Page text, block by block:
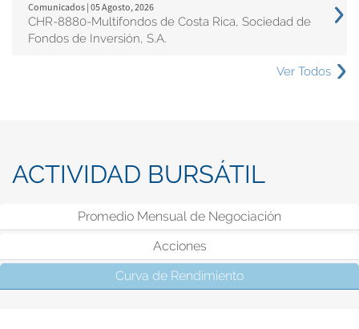
Comunicados | 05 Agosto, 2026
CHR-8880-Multifondos de Costa Rica, Sociedad de
Fondos de Inversión, S.A.
Ver Todos
ACTIVIDAD BURSÁTIL
Promedio Mensual de Negociación
Acciones
Curva de Rendimiento